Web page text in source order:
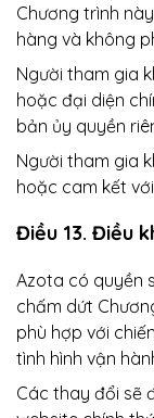
Chương trình
hàng và không
Người tham gia
hoặc đại diện
bản ủy quyền
Người tham gia
hoặc cam kết
Điều 13. Điều
Azota có quyền
chấm dứt
phù hợp với
tình hình vận
Các thay đổi sẽ